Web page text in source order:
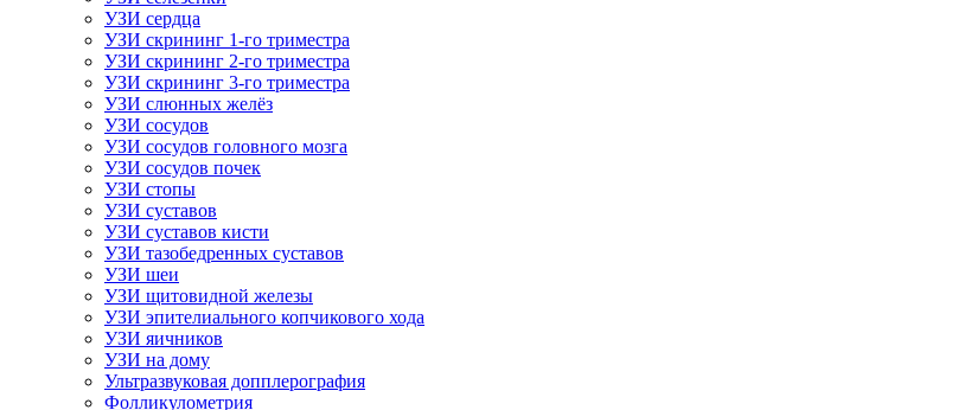
УЗИ сердца
УЗИ скрининг 1-го триместра
УЗИ скрининг 2-го триместра
УЗИ скрининг 3-го триместра
УЗИ слюнных желёз
УЗИ сосудов
УЗИ сосудов головного мозга
УЗИ сосудов почек
УЗИ стопы
УЗИ суставов
УЗИ суставов кисти
УЗИ тазобедренных суставов
УЗИ шеи
УЗИ щитовидной железы
УЗИ эпителиального копчикового хода
УЗИ яичников
УЗИ на дому
Ультразвуковая допплерография
Фолликулометрия